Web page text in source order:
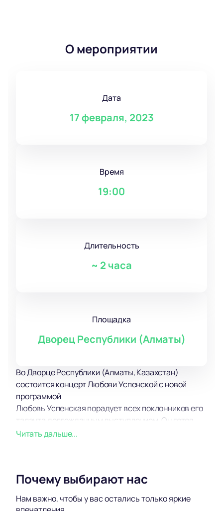
О мероприятии
Дата
17 февраля, 2023
Время
19:00
Длительность
~ 2 часа
Площадка
Дворец Республики (Алматы)
Во Дворце Республики (Алматы, Казахстан)
состоится концерт Любови Успенской с новой
программой
Любовь Успенская порадует всех поклонников его
таланта долгожданным выступлением. Он готов
поделиться с вами своим прекрасным
Успенской находит время для поисков творческого
также на отдых и увлечения.
Читать дальше...
Почему выбирают нас
Нам важно, чтобы у вас остались только яркие